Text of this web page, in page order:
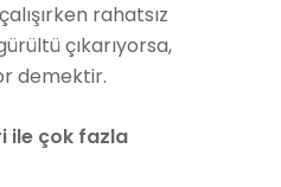
rahatsız
çıkarıyorsa,
demektir.
ile çok fazla